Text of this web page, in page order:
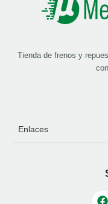
Tienda de frenos y
Enlaces